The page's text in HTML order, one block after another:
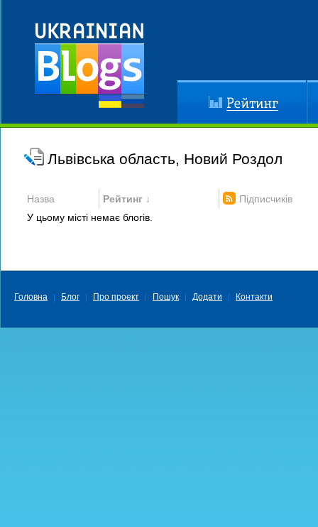
Рейтинг
Львівська область, Новий Роздол
Назва Рейтинг ↓
Підписчиків
У цьому місті немає блогів.
Головна Блог Про проект Пошук Додати Контакти